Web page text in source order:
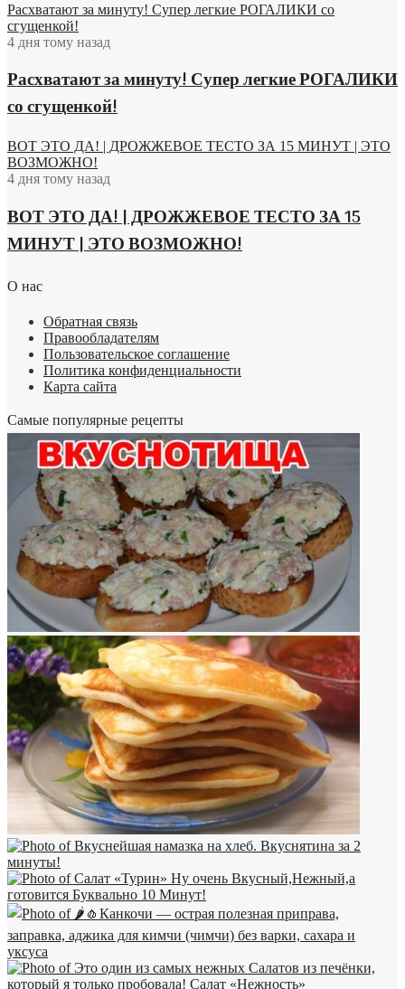
Расхватают за минуту! Супер легкие РОГАЛИКИ со
сгущенкой!
4 дня тому назад
Расхватают за минуту! Супер легкие РОГАЛИКИ
со сгущенкой!
ВОТ ЭТО ДА! | ДРОЖЖЕВОЕ ТЕСТО ЗА 15 МИНУТ | ЭТО
ВОЗМОЖНО!
4 дня тому назад
ВОТ ЭТО ДА! | ДРОЖЖЕВОЕ ТЕСТО ЗА 15
МИНУТ | ЭТО ВОЗМОЖНО!
О нас
Обратная связь
Правообладателям
Пользовательское соглашение
Политика конфиденциальности
Карта сайта
Самые популярные рецепты